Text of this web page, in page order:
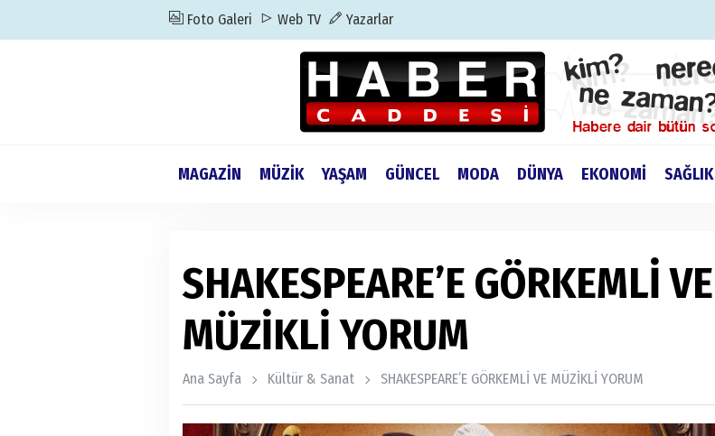
Foto Galeri Web TV Yazarlar
MAGAZİN MÜZİK YAŞAM GÜNCEL MODA DÜNYA EKONOMİ SAĞLIK
SHAKESPEARE’E GÖRKEMLİ VE
MÜZİKLİ YORUM
Ana Sayfa Kültür & Sanat SHAKESPEARE’E GÖRKEMLİ VE MÜZİKLİ YORUM